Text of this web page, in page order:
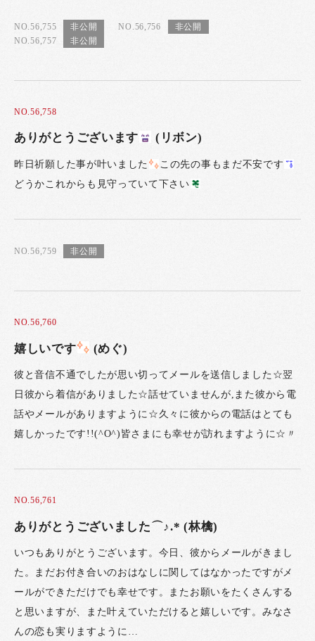
NO.56,755
NO.56,756
NO.56,757
NO.56,758
ありがとうございます (リボン)
昨日祈願した事が叶いました
この先の事もまだ不安です
どうかこれからも見守っていて下さい
NO.56,759
NO.56,760
嬉しいです (めぐ)
彼と音信不通でしたが思い切ってメールを送信しました☆翌
日彼から着信がありました☆話せていませんが,また彼から電
話やメールがありますように☆久々に彼からの電話はとても
嬉しかったです!!(^O^)皆さまにも幸せが訪れますように☆〃
NO.56,761
ありがとうございました⌒♪.* (林檎)
いつもありがとうございます。今日、彼からメールがきまし
た。まだお付き合いのおはなしに関してはなかったですがメ
ールができただけでも幸せです。またお願いをたくさんする
と思いますが、また叶えていただけると嬉しいです。みなさ
んの恋も実りますように…